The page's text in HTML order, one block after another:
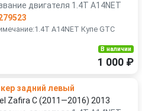
двигателя 1.4T A14NET
A14NET Купе GTC
В наличии
1 000 ₽
задний левый
Zafira C (2011—2016) 2013